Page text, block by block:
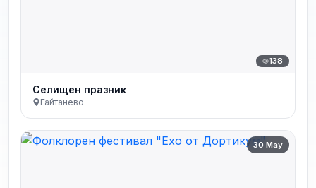
138
Селищен празник
Гайтанево
30 May